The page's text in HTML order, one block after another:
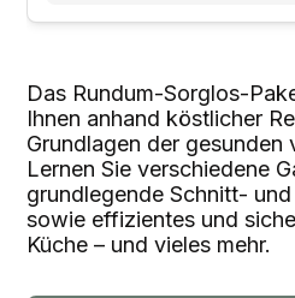
Das Rundum-Sorglos-
Ihnen anhand köstlicher
Grundlagen der gesunden
Lernen Sie verschiedene
grundlegende Schnitt-
sowie effizientes und
Küche – und vieles mehr.